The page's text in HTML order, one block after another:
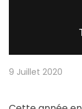
9 Juillet 2020